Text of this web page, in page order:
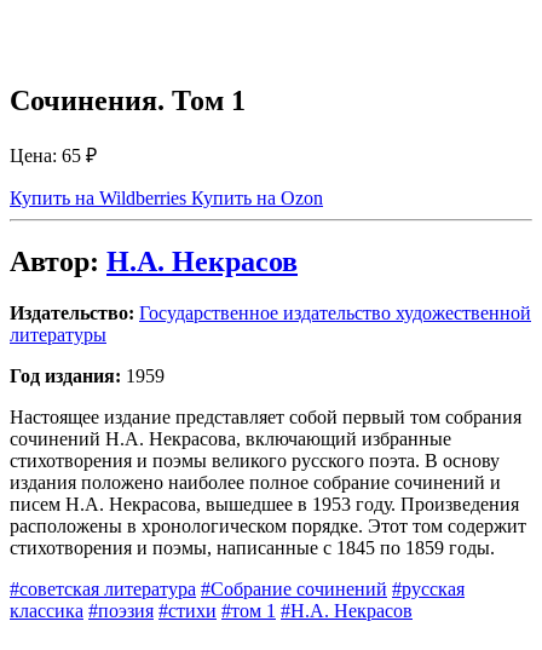
Сочинения. Том 1
Цена: 65 ₽
Купить на Wildberries Купить на Ozon
Автор: Н.А. Некрасов
Издательство: Государственное издательство художественной
литературы
Год издания: 1959
Настоящее издание представляет собой первый том собрания
сочинений Н.А. Некрасова, включающий избранные
стихотворения и поэмы великого русского поэта. В основу
издания положено наиболее полное собрание сочинений и
писем Н.А. Некрасова, вышедшее в 1953 году. Произведения
расположены в хронологическом порядке. Этот том содержит
стихотворения и поэмы, написанные с 1845 по 1859 годы.
#советская литература #Собрание сочинений #русская
классика #поэзия #стихи #том 1 #Н.А. Некрасов